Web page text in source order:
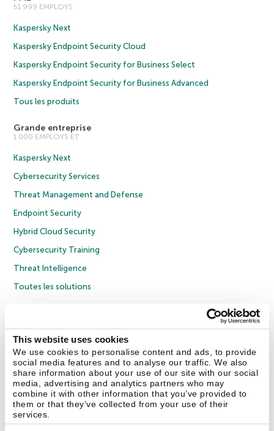
This website uses cookies
We use cookies to personalise content and ads, to provide
social media features and to analyse our traffic. We also
share information about your use of our site with our social
media, advertising and analytics partners who may
combine it with other information that you’ve provided to
them or that they’ve collected from your use of their
services.
51 999 EMPLOYS
Kaspersky Next
Kaspersky Endpoint Security Cloud
Kaspersky Endpoint Security for Business Select
Kaspersky Endpoint Security for Business Advanced
Tous les produits
Grande entreprise
1 000 EMPLOYS ET
Kaspersky Next
Cybersecurity Services
Threat Management and Defense
Endpoint Security
Hybrid Cloud Security
Cybersecurity Training
Threat Intelligence
Toutes les solutions
Politique de confidentialité
Politique anticorruption
Contrat de licence grand public
Contrat de licence entreprises
Cookies
Nous contacter À propos Partenaires Blog Communiqués de presse
Securelist Eugene Personal Blog Encyclopédie de Kaspersky